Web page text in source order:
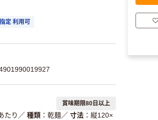
定 利用可
賞味期限80日以上
たり ／ 種類 乾麺／ 寸法
縦120×